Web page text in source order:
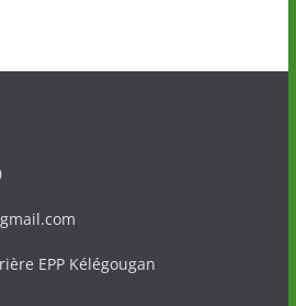
EPP Kélégougan